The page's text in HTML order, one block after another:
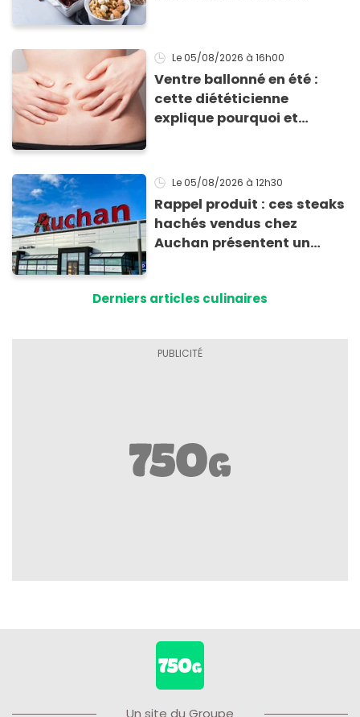
Le 05/08/2026 à 16h00
Ventre ballonné en été :
cette diététicienne
explique pourquoi et
Le 05/08/2026 à 12h30
Rappel produit : ces steaks
hachés vendus chez
Auchan présentent un
Derniers articles culinaires